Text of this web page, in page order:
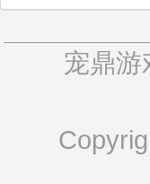
宠鼎游